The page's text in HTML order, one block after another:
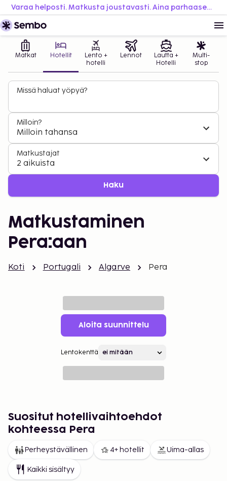
Varaa helposti. Matkusta joustavasti. Aina parhaaseen hintaan.
Matkat Hotellit
Lento +
hotelli
Lennot
Lautta +
Hotelli
Multi-
stop
Missä haluat yöpyä?
Milloin?
Milloin tahansa
Matkustajat
2 aikuista
Haku
Matkustaminen
Pera:aan
Koti Portugali Algarve Pera
Aloita suunnittelu
Lentokenttä
Suositut hotellivaihtoehdot
kohteessa Pera
Perheystävällinen 4+ hotellit Uima-allas
Kaikki sisältyy